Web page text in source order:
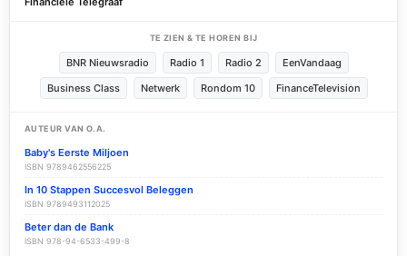
TE ZIEN & TE HOREN BIJ
BNR Nieuwsradio Radio 1 Radio 2
EenVandaag
Business Class
Netwerk Rondom 10 FinanceTelevision
AUTEUR VAN O.A.
Baby's Eerste Miljoen
ISBN 9789462556225
In 10 Stappen Succesvol Beleggen
ISBN 9789493112025
Beter dan de Bank
ISBN 978-94-6533-499-8